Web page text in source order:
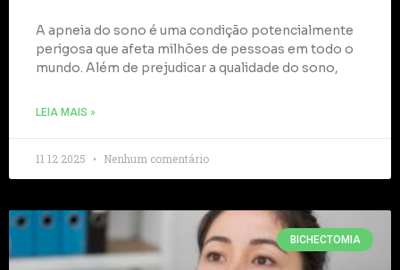
A apneia do sono é uma condição potencialmente
perigosa que afeta milhões de pessoas em todo o
mundo. Além de prejudicar a qualidade do sono,
LEIA MAIS »
11 12 2025 Nenhum comentário
BICHECTOMIA